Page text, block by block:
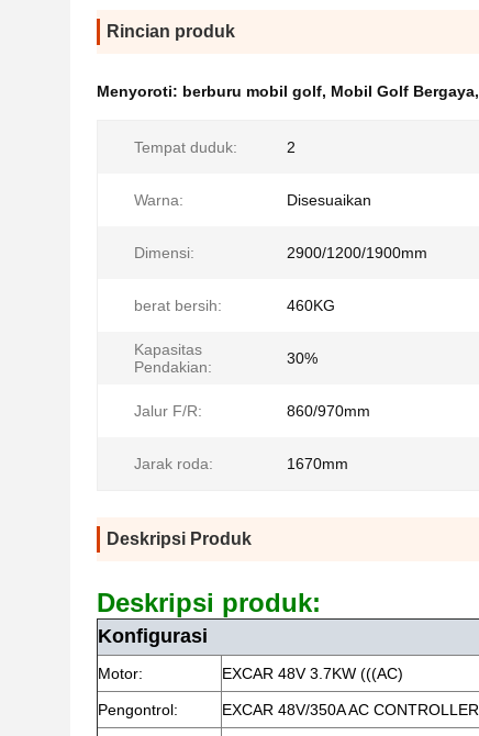
Rincian produk
Menyoroti: berburu mobil golf, Mobil Golf Bergaya,
Tempat duduk: 2
Warna: Disesuaikan
Dimensi: 2900/1200/1900mm
berat bersih: 460KG
Kapasitas
Pendakian:
30%
Jalur F/R: 860/970mm
Jarak roda: 1670mm
Deskripsi Produk
Deskripsi produk:
Konfigurasi
Motor: EXCAR 48V 3.7KW (((AC)
Pengontrol: EXCAR 48V/350A AC CONTROLLER